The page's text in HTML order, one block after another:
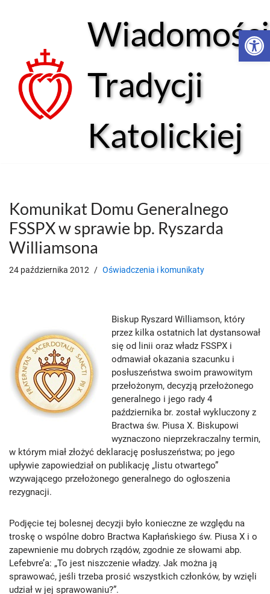
treści
Wiadomości
Tradycji
Katolickiej
Komunikat Domu Generalnego
FSSPX w sprawie bp. Ryszarda
Williamsona
24 października 2012 Oświadczenia i komunikaty
Biskup Ryszard Williamson, który
przez kilka ostatnich lat dystansował
się od linii oraz władz FSSPX i
odmawiał okazania szacunku i
posłuszeństwa swoim prawowitym
przełożonym, decyzją przełożonego
generalnego i jego rady 4
października br. został wykluczony z
Bractwa św. Piusa X. Biskupowi
wyznaczono nieprzekraczalny termin,
w którym miał złożyć deklarację posłuszeństwa; po jego
upływie zapowiedział on publikację „listu otwartego”
wzywającego przełożonego generalnego do ogłoszenia
rezygnacji.
Podjęcie tej bolesnej decyzji było konieczne ze względu na
troskę o wspólne dobro Bractwa Kapłańskiego św. Piusa X i o
zapewnienie mu dobrych rządów, zgodnie ze słowami abp.
Lefebvre’a: „To jest niszczenie władzy. Jak można ją
sprawować, jeśli trzeba prosić wszystkich członków, by wzięli
udział w jej sprawowaniu?”.